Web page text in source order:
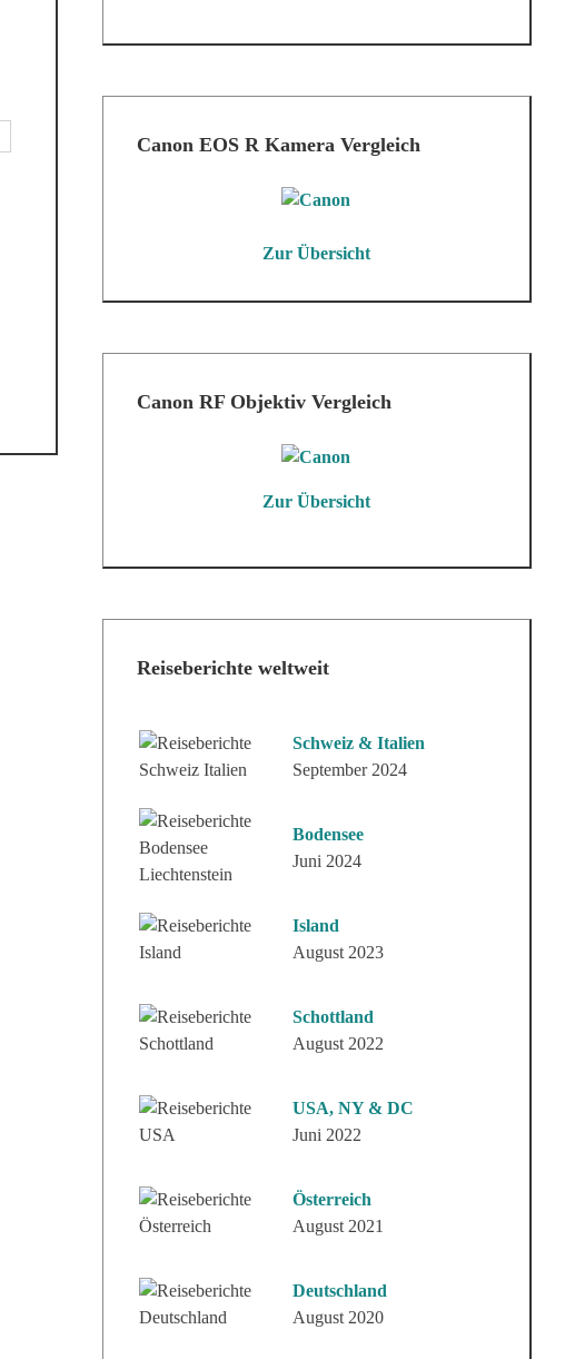
Canon EOS R Kamera Vergleich
Zur Übersicht
Canon RF Objektiv Vergleich
Zur Übersicht
Reiseberichte weltweit
Schweiz & Italien
September 2024
Bodensee
Juni 2024
Island
August 2023
Schottland
August 2022
USA, NY & DC
Juni 2022
Österreich
August 2021
Deutschland
August 2020